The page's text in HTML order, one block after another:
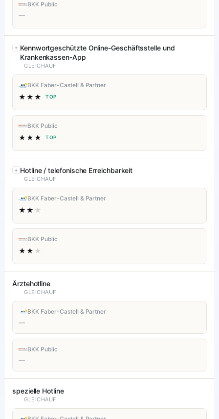
BKK Public
—
Kennwortgeschützte Online-Geschäftsstelle und
Krankenkassen-App
GLEICHAUF
BKK Faber-Castell & Partner
★★★ TOP
BKK Public
★★★ TOP
Hotline / telefonische Erreichbarkeit
GLEICHAUF
BKK Faber-Castell & Partner
★★ ★
BKK Public
★★ ★
Ärztehotline
GLEICHAUF
BKK Faber-Castell & Partner
—
BKK Public
—
spezielle Hotline
GLEICHAUF